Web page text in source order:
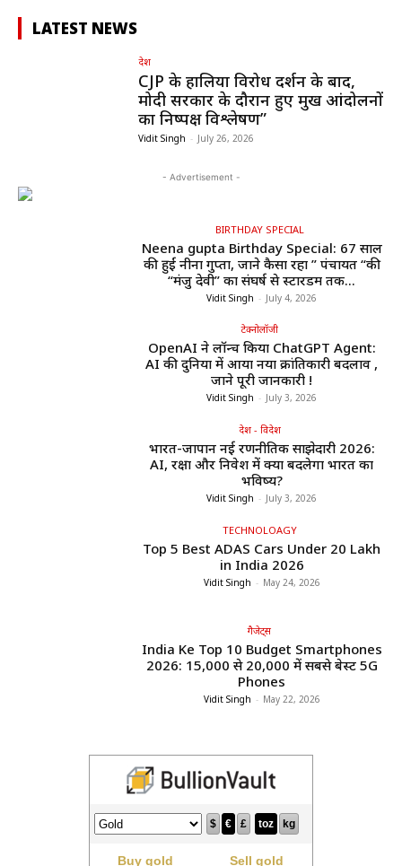
LATEST NEWS
देश
CJP के हालिया विरोध प्रदर्शन के बाद,
मोदी सरकार के दौरान हुए प्रमुख आंदोलनों
का निष्पक्ष विश्लेषण”
Vidit Singh - July 26, 2026
- Advertisement -
BIRTHDAY SPECIAL
Neena gupta Birthday Special: 67 साल
की हुईं नीना गुप्ता, जाने कैसा रहा ” पंचायत “की
“मंजु देवी” का संघर्ष से स्टारडम तक...
Vidit Singh - July 4, 2026
टेक्नोलॉजी
OpenAI ने लॉन्च किया ChatGPT Agent:
AI की दुनिया में आया नया क्रांतिकारी बदलाव ,
जाने पूरी जानकारी !
Vidit Singh - July 3, 2026
देश - विदेश
भारत-जापान नई रणनीतिक साझेदारी 2026:
AI, रक्षा और निवेश में क्या बदलेगा भारत का
भविष्य?
Vidit Singh - July 3, 2026
TECHNOLOAGY
Top 5 Best ADAS Cars Under ₹20 Lakh
in India 2026
Vidit Singh - May 24, 2026
गैजेट्स
India Ke Top 10 Budget Smartphones
2026: ₹15,000 से ₹20,000 में सबसे बेस्ट 5G
Phones
Vidit Singh - May 22, 2026